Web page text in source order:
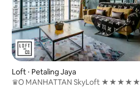
Loft ⋅ Petaling Jaya
♛O MANHATTAN SkyLoft ★★★★★